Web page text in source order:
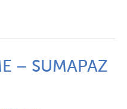
– SUMAPAZ